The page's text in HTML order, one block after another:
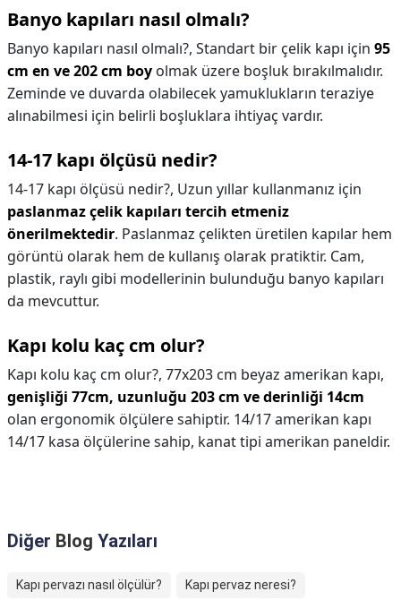
Banyo kapıları nasıl olmalı?
Banyo kapıları nasıl olmalı?, Standart bir çelik kapı için 95
cm en ve 202 cm boy olmak üzere boşluk bırakılmalıdır.
Zeminde ve duvarda olabilecek yamuklukların teraziye
alınabilmesi için belirli boşluklara ihtiyaç vardır.
14-17 kapı ölçüsü nedir?
14-17 kapı ölçüsü nedir?, Uzun yıllar kullanmanız için
paslanmaz çelik kapıları tercih etmeniz
önerilmektedir. Paslanmaz çelikten üretilen kapılar hem
görüntü olarak hem de kullanış olarak pratiktir. Cam,
plastik, raylı gibi modellerinin bulunduğu banyo kapıları
da mevcuttur.
Kapı kolu kaç cm olur?
Kapı kolu kaç cm olur?, 77x203 cm beyaz amerikan kapı,
genişliği 77cm, uzunluğu 203 cm ve derinliği 14cm
olan ergonomik ölçülere sahiptir. 14/17 amerikan kapı
14/17 kasa ölçülerine sahip, kanat tipi amerikan paneldir.
Diğer Blog Yazıları
Kapı pervazı nasıl ölçülür? Kapı pervaz neresi?